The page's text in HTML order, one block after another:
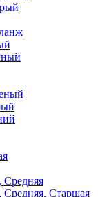
Средняя
Средняя, Старшая